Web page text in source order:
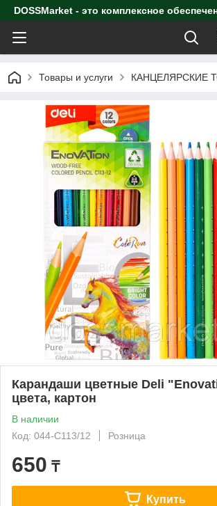
DOSSMarket - это комплексное
Товары и услуги КАНЦЕЛЯРСКИЕ
Карандаши цветные Deli
цвета, картон
В наличии
Код: 044-C113/12
Розница
650 ₸
Купить